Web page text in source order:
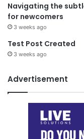
Navigating the
for newcomers
3 weeks ago
Test Post Created
3 weeks ago
Advertisement